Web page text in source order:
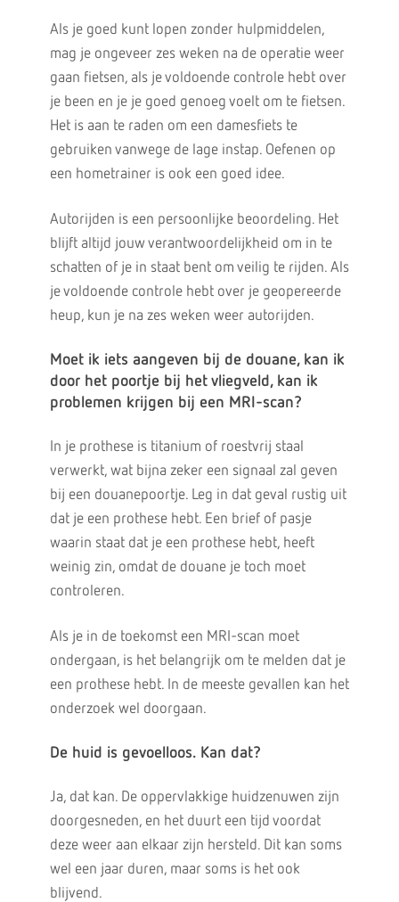
Als je goed kunt lopen zonder hulpmiddelen,
mag je ongeveer zes weken na de operatie weer
gaan fietsen, als je voldoende controle hebt over
je been en je je goed genoeg voelt om te fietsen.
Het is aan te raden om een damesfiets te
gebruiken vanwege de lage instap. Oefenen op
een hometrainer is ook een goed idee.
Autorijden is een persoonlijke beoordeling. Het
blijft altijd jouw verantwoordelijkheid om in te
schatten of je in staat bent om veilig te rijden. Als
je voldoende controle hebt over je geopereerde
heup, kun je na zes weken weer autorijden.
Moet ik iets aangeven bij de douane, kan ik
door het poortje bij het vliegveld, kan ik
problemen krijgen bij een MRI-scan?
In je prothese is titanium of roestvrij staal
verwerkt, wat bijna zeker een signaal zal geven
bij een douanepoortje. Leg in dat geval rustig uit
dat je een prothese hebt. Een brief of pasje
waarin staat dat je een prothese hebt, heeft
weinig zin, omdat de douane je toch moet
controleren.
Als je in de toekomst een MRI-scan moet
ondergaan, is het belangrijk om te melden dat je
een prothese hebt. In de meeste gevallen kan het
onderzoek wel doorgaan.
De huid is gevoelloos. Kan dat?
Ja, dat kan. De oppervlakkige huidzenuwen zijn
doorgesneden, en het duurt een tijd voordat
deze weer aan elkaar zijn hersteld. Dit kan soms
wel een jaar duren, maar soms is het ook
blijvend.